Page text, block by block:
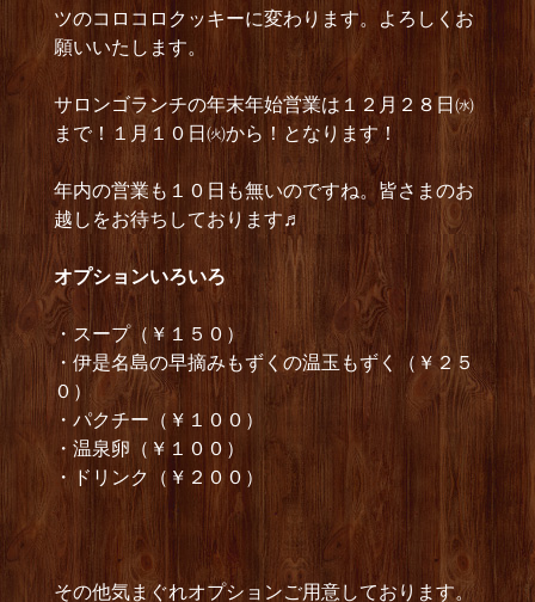
ツのコロコロクッキーに変わります。よろしくお
願いいたします。
サロンゴランチの年末年始営業は１２月２８日㈬
まで！１月１０日㈫から！となります！
年内の営業も１０日も無いのですね。皆さまのお
越しをお待ちしております♬
オプションいろいろ
・スープ（￥１５０）
・伊是名島の早摘みもずくの温玉もずく（￥２５
０）
・パクチー（￥１００）
・温泉卵（￥１００）
・ドリンク（￥２００）
その他気まぐれオプションご用意しております。